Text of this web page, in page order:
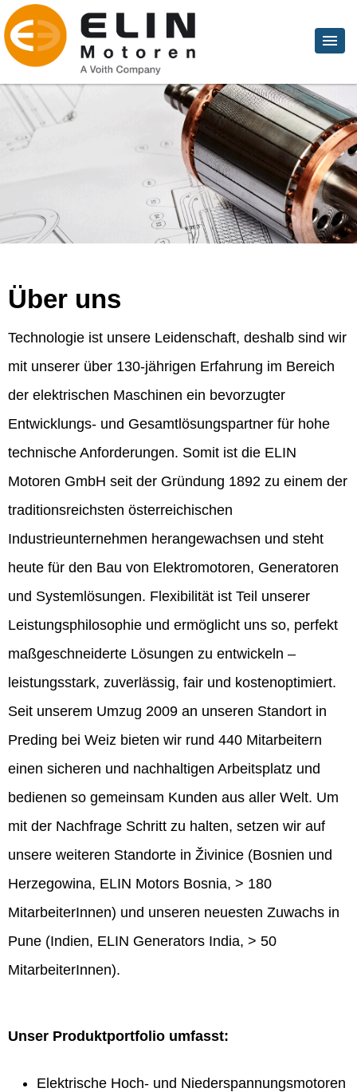
Über uns
Technologie ist unsere Leidenschaft, deshalb sind wir
mit unserer über 130-jährigen Erfahrung im Bereich
der elektrischen Maschinen ein bevorzugter
Entwicklungs- und Gesamtlösungspartner für hohe
technische Anforderungen. Somit ist die ELIN
Motoren GmbH seit der Gründung 1892 zu einem der
traditionsreichsten österreichischen
Industrieunternehmen herangewachsen und steht
heute für den Bau von Elektromotoren, Generatoren
und Systemlösungen. Flexibilität ist Teil unserer
Leistungsphilosophie und ermöglicht uns so, perfekt
maßgeschneiderte Lösungen zu entwickeln –
leistungsstark, zuverlässig, fair und kostenoptimiert.
Seit unserem Umzug 2009 an unseren Standort in
Preding bei Weiz bieten wir rund 440 Mitarbeitern
einen sicheren und nachhaltigen Arbeitsplatz und
bedienen so gemeinsam Kunden aus aller Welt. Um
mit der Nachfrage Schritt zu halten, setzen wir auf
unsere weiteren Standorte in Živinice (Bosnien und
Herzegowina, ELIN Motors Bosnia, > 180
MitarbeiterInnen) und unseren neuesten Zuwachs in
Pune (Indien, ELIN Generators India, > 50
MitarbeiterInnen).
Unser Produktportfolio umfasst:
Elektrische Hoch- und Niederspannungsmotoren